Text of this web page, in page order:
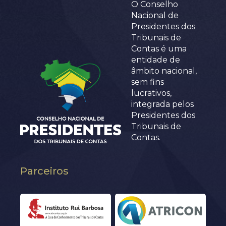
O Conselho
Nacional de
Presidentes dos
Tribunais de
Contas é uma
entidade de
âmbito nacional,
sem fins
lucrativos,
integrada pelos
Presidentes dos
Tribunais de
Contas.
Parceiros